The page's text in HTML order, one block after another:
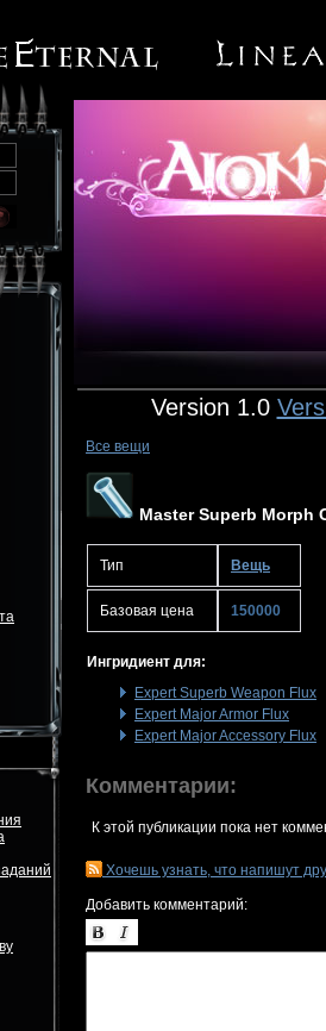
Version 1.0
Все вещи
Master Superb Morph
Тип Вещь
Базовая цена 150000
Ингридиент для:
Expert Superb Weapon Flux
Expert Major Armor Flux
Expert Major Accessory Flux
Комментарии:
К этой публикации пока нет
Хочешь узнать, что напишут
Добавить комментарий: